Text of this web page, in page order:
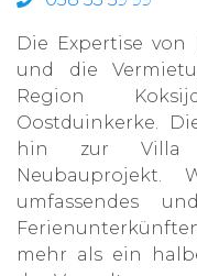
Die Expertise
und die
Region
Oostduinkerke.
hin zur Villa
Neubauprojekt.
umfassendes
mehr als ein